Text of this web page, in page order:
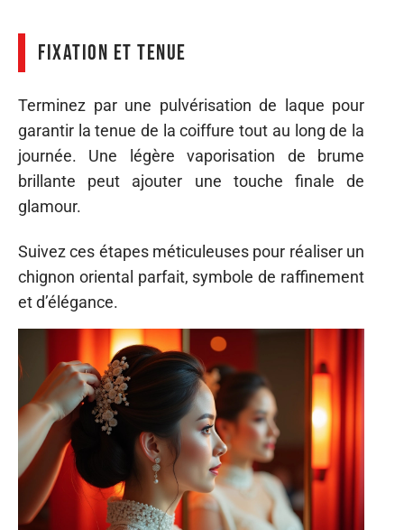
Fixation et tenue
Terminez par une pulvérisation de laque pour
garantir la tenue de la coiffure tout au long de la
journée. Une légère vaporisation de brume
brillante peut ajouter une touche finale de
glamour.
Suivez ces étapes méticuleuses pour réaliser un
chignon oriental parfait, symbole de raffinement
et d’élégance.